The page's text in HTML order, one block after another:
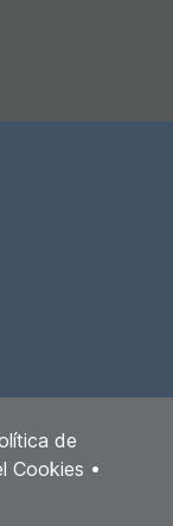
de
Cookies •